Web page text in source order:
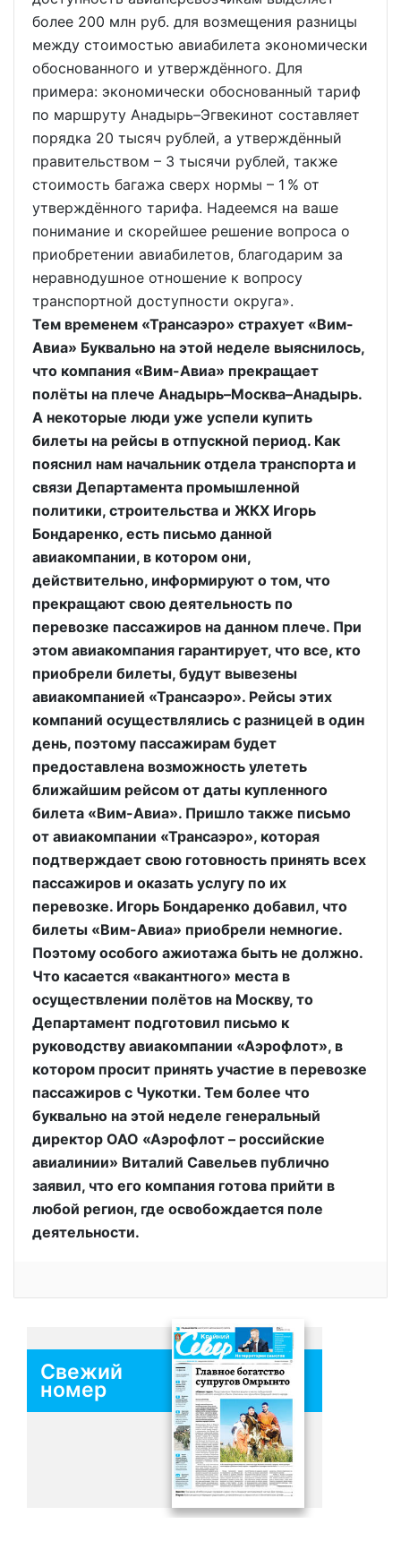
более 200 млн руб. для возмещения разницы
между стоимостью авиабилета экономически
обоснованного и утверждённого. Для
примера: экономически обоснованный тариф
по маршруту Анадырь–Эгвекинот составляет
порядка 20 тысяч рублей, а утверждённый
правительством – 3 тысячи рублей, также
стоимость багажа сверх нормы – 1 % от
утверждённого тарифа. Надеемся на ваше
понимание и скорейшее решение вопроса о
приобретении авиабилетов, благодарим за
неравнодушное отношение к вопросу
транспортной доступности округа».
Тем временем «Трансаэро» страхует «Вим-
Авиа» Буквально на этой неделе выяснилось,
что компания «Вим-Авиа» прекращает
полёты на плече Анадырь–Москва–Анадырь.
А некоторые люди уже успели купить
билеты на рейсы в отпускной период. Как
пояснил нам начальник отдела транспорта и
связи Департамента промышленной
политики, строительства и ЖКХ Игорь
Бондаренко, есть письмо данной
авиакомпании, в котором они,
действительно, информируют о том, что
прекращают свою деятельность по
перевозке пассажиров на данном плече. При
этом авиакомпания гарантирует, что все, кто
приобрели билеты, будут вывезены
авиакомпанией «Трансаэро». Рейсы этих
компаний осуществлялись с разницей в один
день, поэтому пассажирам будет
предоставлена возможность улететь
ближайшим рейсом от даты купленного
билета «Вим-Авиа». Пришло также письмо
от авиакомпании «Трансаэро», которая
подтверждает свою готовность принять всех
пассажиров и оказать услугу по их
перевозке. Игорь Бондаренко добавил, что
билеты «Вим-Авиа» приобрели немногие.
Поэтому особого ажиотажа быть не должно.
Что касается «вакантного» места в
осуществлении полётов на Москву, то
Департамент подготовил письмо к
руководству авиакомпании «Аэрофлот», в
котором просит принять участие в перевозке
пассажиров с Чукотки. Тем более что
буквально на этой неделе генеральный
директор ОАО «Аэрофлот – российские
авиалинии» Виталий Савельев публично
заявил, что его компания готова прийти в
любой регион, где освобождается поле
деятельности.
Свежий
номер